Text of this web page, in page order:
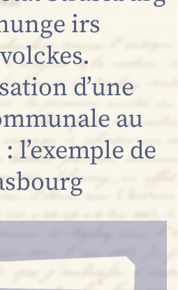
irs
d’une
au
l’exemple de